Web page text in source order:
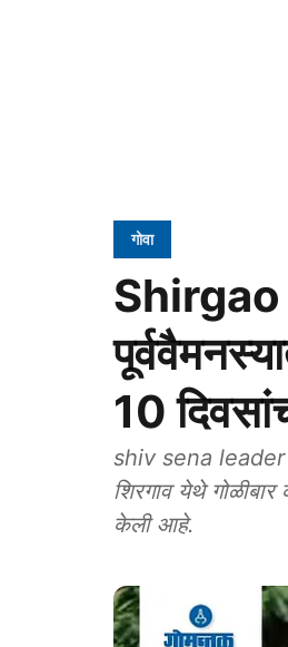
गोवा
Shirgao
10
shiv sena leader
शिरगाव येथे
केली आहे.